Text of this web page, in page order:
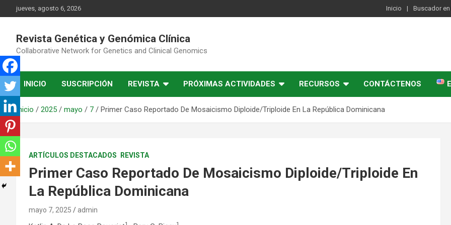
Saltar
al
jueves, agosto 6, 2026 Inicio Buscador
Revista Genética y Genómica Clínica
Collaborative Network for Genetics and Clinical Genomics
INICIO SUSCRIPCIÓN REVISTA PRÓXIMAS ACTIVIDADES RECURSOS CONTÁCTENOS
Inicio 2025 mayo 7 Primer Caso Reportado De Mosaicismo Diploide/Triploide En La República Dominicana
ARTÍCULOS DESTACADOS REVISTA
Primer Caso Reportado De Mosaicismo Diploide/Triploide En
La República Dominicana
mayo 7, 2025 admin